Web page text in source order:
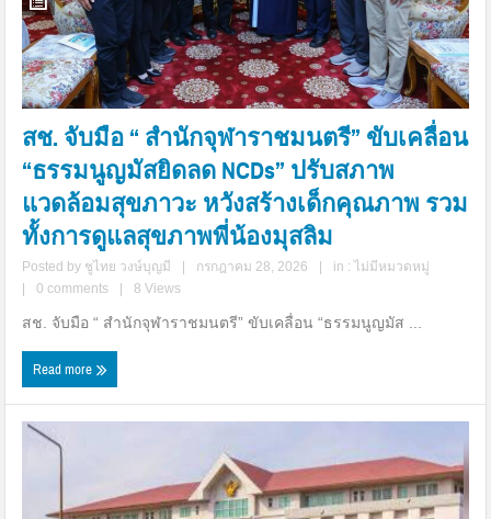
สช. จับมือ “ สำนักจุฬาราชมนตรี” ขับเคลื่อน
“ธรรมนูญมัสยิดลด NCDs” ปรับสภาพ
แวดล้อมสุขภาวะ หวังสร้างเด็กคุณภาพ รวม
ทั้งการดูแลสุขภาพพี่น้องมุสลิม
Posted by ชูไทย วงษ์บุญมี กรกฎาคม 28, 2026 in :ไม่มีหมวดหมู่
0 comments 8 Views
​สช. จับมือ “ สำนักจุฬาราชมนตรี” ขับเคลื่อน “ธรรมนูญมัส ...
Read more